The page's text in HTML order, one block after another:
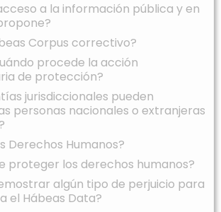
a la información pública y en
Corpus correctivo?
procede la acción
de protección?
jurisdiccionales pueden
personas nacionales o extranjeras
Derechos Humanos?
proteger los derechos humanos?
algún tipo de perjuicio para
el Hábeas Data?